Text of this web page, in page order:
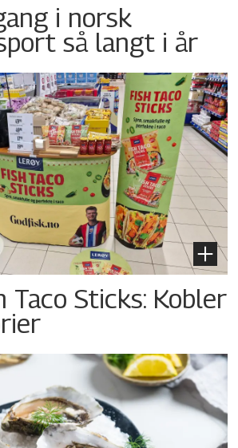
i norsk
så langt i år
Taco Sticks: Kobler